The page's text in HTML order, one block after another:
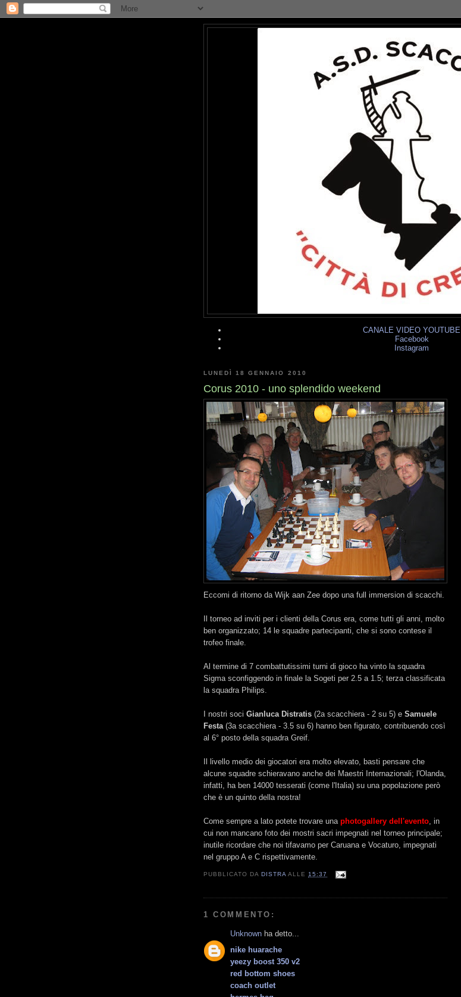
CANALE VIDEO YOUTUBE
Facebook
Instagram
LUNEDÌ 18 GENNAIO 2010
Corus 2010 - uno splendido weekend
Eccomi di ritorno da Wijk aan Zee dopo una full immersion di scacchi.
Il torneo ad inviti per i clienti della Corus era, come tutti gli anni, molto
ben organizzato; 14 le squadre partecipanti, che si sono contese il
trofeo finale.
Al termine di 7 combattutissimi turni di gioco ha vinto la squadra
Sigma sconfiggendo in finale la Sogeti per 2.5 a 1.5; terza classificata
la squadra Philips.
I nostri soci Gianluca Distratis (2a scacchiera - 2 su 5) e Samuele
Festa (3a scacchiera - 3.5 su 6) hanno ben figurato, contribuendo così
al 6° posto della squadra Greif.
Il livello medio dei giocatori era molto elevato, basti pensare che
alcune squadre schieravano anche dei Maestri Internazionali; l'Olanda,
infatti, ha ben 14000 tesserati (come l'Italia) su una popolazione però
che è un quinto della nostra!
Come sempre a lato potete trovare una photogallery dell'evento , in
cui non mancano foto dei mostri sacri impegnati nel torneo principale;
inutile ricordare che noi tifavamo per Caruana e Vocaturo, impegnati
nel gruppo A e C rispettivamente.
PUBBLICATO DA DISTRA ALLE15:37
1 COMMENTO:
Unknown ha detto...
nike huarache
yeezy boost 350 v2
red bottom shoes
coach outlet